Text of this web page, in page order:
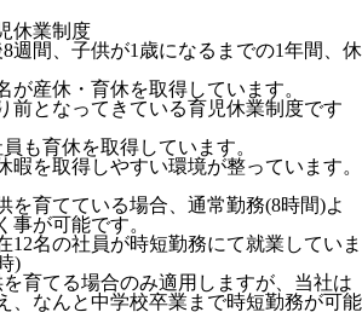
休業制度
週間、子供が1歳になるまでの1年間、休
が産休・育休を取得しています。
前となってきている育児休業制度です
も育休を取得しています。
暇を取得しやすい環境が整っています。
を育てている場合、通常勤務(8時間)よ
事が可能です。
12名の社員が時短勤務にて就業していま
)
育てる場合のみ適用しますが、当社は
、なんと中学校卒業まで時短勤務が可能